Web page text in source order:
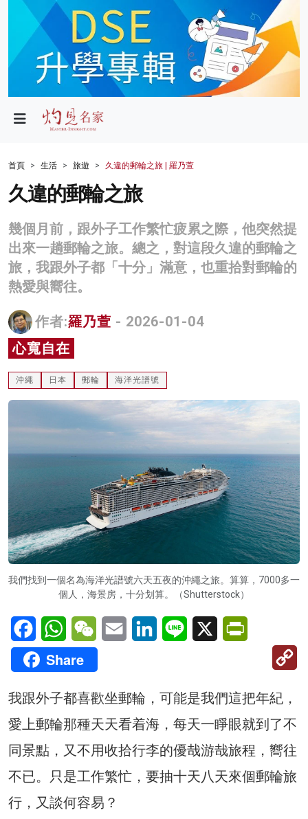
政局
財經
生活
商業
科技
名家榜
灼見活動
關於我們
首頁 生活 旅遊 久違的郵輪之旅 | 羅乃萱
久違的郵輪之旅
幾個月前，跟外子工作繁忙疲累之際，他突然提
出來一趟郵輪之旅。總之，對這段久違的郵輪之
旅，我跟外子都「十分」滿意，也重拾對郵輪的
熱愛與嚮往。
作者:羅乃萱 - 2026-01-04
心寬自在
沖繩 日本 郵輪 海洋光譜號
我們找到一個名為海洋光譜號六天五夜的沖繩之旅。算算，7000多一
個人，海景房，十分划算。（Shutterstock）
FacebookWhatsAppWeChatEmail LinkedInLine X
Share
我跟外子都喜歡坐郵輪，可能是我們這把年紀，
愛上郵輪那種天天看着海，每天一睜眼就到了不
同景點，又不用收拾行李的優哉游哉旅程，嚮往
不已。只是工作繁忙，要抽十天八天來個郵輪旅
行，又談何容易？